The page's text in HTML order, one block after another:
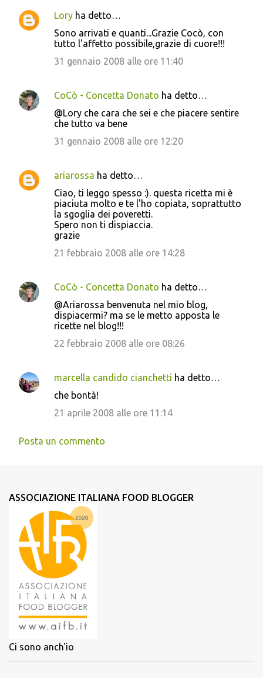
Lory ha detto…
Sono arrivati e quanti...Grazie Cocò, con
tutto l'affetto possibile,grazie di cuore!!!
31 gennaio 2008 alle ore 11:40
CoCò - Concetta Donato ha detto…
@Lory che cara che sei e che piacere sentire
che tutto va bene
31 gennaio 2008 alle ore 12:20
ariarossa ha detto…
Ciao, ti leggo spesso :). questa ricetta mi è
piaciuta molto e te l'ho copiata, soprattutto
la sgoglia dei poveretti.
Spero non ti dispiaccia.
grazie
21 febbraio 2008 alle ore 14:28
CoCò - Concetta Donato ha detto…
@Ariarossa benvenuta nel mio blog,
dispiacermi? ma se le metto apposta le
ricette nel blog!!!
22 febbraio 2008 alle ore 08:26
marcella candido cianchetti ha detto…
che bontà!
21 aprile 2008 alle ore 11:14
Posta un commento
ASSOCIAZIONE ITALIANA FOOD BLOGGER
Ci sono anch'io